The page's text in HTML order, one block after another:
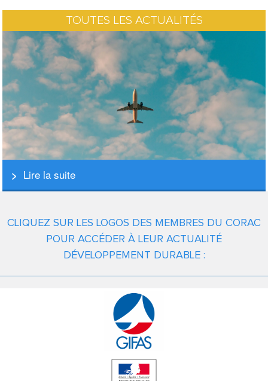
TOUTES LES ACTUALITÉS
Lire la suite
CLIQUEZ SUR LES LOGOS DES MEMBRES DU CORAC
POUR ACCÉDER À LEUR ACTUALITÉ
DÉVELOPPEMENT DURABLE :